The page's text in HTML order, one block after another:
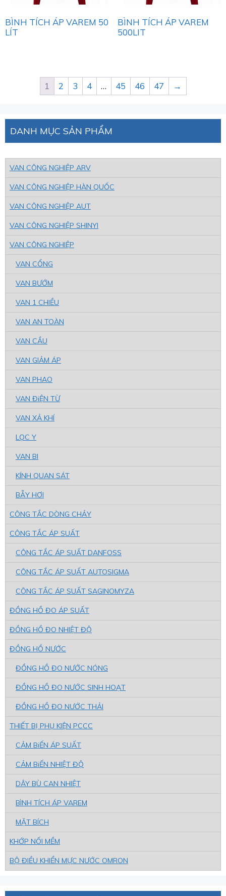
BÌNH TÍCH ÁP VAREM 50
LÍT
BÌNH TÍCH ÁP VAREM
500LIT
1 2 3 4 … 45 46 47 →
DANH MỤC SẢN PHẨM
VAN CÔNG NGHIỆP ARV
VAN CÔNG NGHIỆP HÀN QUỐC
VAN CÔNG NGHIỆP AUT
VAN CÔNG NGHIỆP SHINYI
VAN CÔNG NGHIỆP
VAN CỔNG
VAN BƯỚM
VAN 1 CHIỀU
VAN AN TOÀN
VAN CẦU
VAN GIẢM ÁP
VAN PHAO
VAN ĐiỆN TỪ
VAN XẢ KHÍ
LỌC Y
VAN BI
KÍNH QUAN SÁT
BẪY HƠI
CÔNG TẮC DÒNG CHẢY
CÔNG TẮC ÁP SUẤT
CÔNG TẮC ÁP SUẤT DANFOSS
CÔNG TẮC ÁP SUẤT AUTOSIGMA
CÔNG TẮC ÁP SUẤT SAGINOMYZA
ĐỒNG HỒ ĐO ÁP SUẤT
ĐỒNG HỒ ĐO NHIỆT ĐỘ
ĐỒNG HỒ NƯỚC
ĐỒNG HỒ ĐO NƯỚC NÓNG
ĐỒNG HỒ ĐO NƯỚC SINH HOẠT
ĐỒNG HỒ ĐO NƯỚC THẢI
THIẾT BỊ PHỤ KIỆN PCCC
CẢM BiẾN ÁP SUẤT
CẢM BiẾN NHIỆT ĐỘ
DÂY BÙ CAN NHIỆT
BÌNH TÍCH ÁP VAREM
MẶT BÍCH
KHỚP NỐI MỀM
BỘ ĐIỀU KHIỂN MỰC NƯỚC OMRON